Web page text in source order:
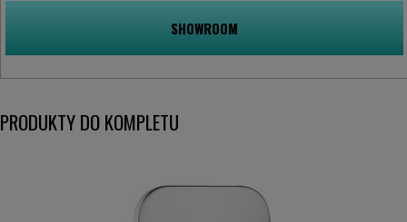
SHOWROOM
PRODUKTY DO KOMPLETU